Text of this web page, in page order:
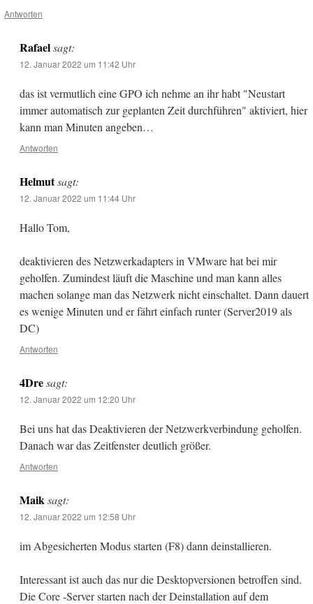
Antworten
Rafael sagt:
12. Januar 2022 um 11:42 Uhr
das ist vermutlich eine GPO ich nehme an ihr habt "Neustart
immer automatisch zur geplanten Zeit durchführen" aktiviert, hier
kann man Minuten angeben…
Antworten
Helmut sagt:
12. Januar 2022 um 11:44 Uhr
Hallo Tom,
deaktivieren des Netzwerkadapters in VMware hat bei mir
geholfen. Zumindest läuft die Maschine und man kann alles
machen solange man das Netzwerk nicht einschaltet. Dann dauert
es wenige Minuten und er fährt einfach runter (Server2019 als
DC)
Antworten
4Dre sagt:
12. Januar 2022 um 12:20 Uhr
Bei uns hat das Deaktivieren der Netzwerkverbindung geholfen.
Danach war das Zeitfenster deutlich größer.
Antworten
Maik sagt:
12. Januar 2022 um 12:58 Uhr
im Abgesicherten Modus starten (F8) dann deinstallieren.
Interessant ist auch das nur die Desktopversionen betroffen sind.
Die Core -Server starten nach der Deinstallation auf dem